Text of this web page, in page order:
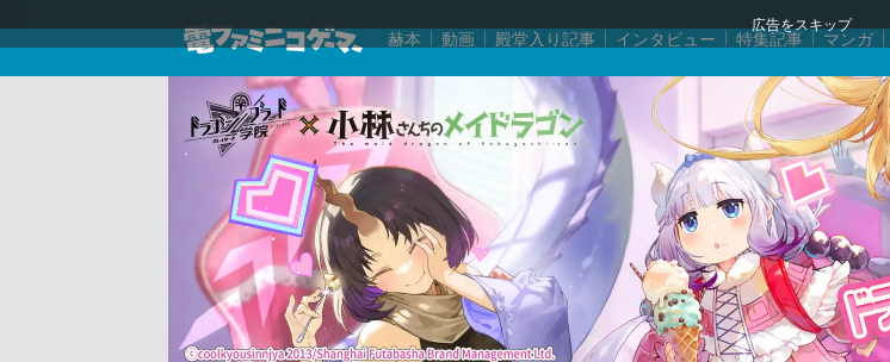
広告をスキップ
赫本 動画 殿堂入り記事 インタビュー 特集記事 マンガ